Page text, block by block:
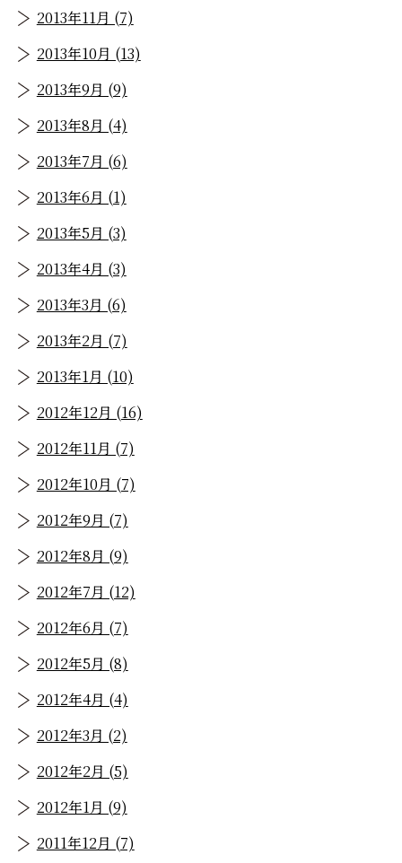
2013年11月 (7)
2013年10月 (13)
2013年9月 (9)
2013年8月 (4)
2013年7月 (6)
2013年6月 (1)
2013年5月 (3)
2013年4月 (3)
2013年3月 (6)
2013年2月 (7)
2013年1月 (10)
2012年12月 (16)
2012年11月 (7)
2012年10月 (7)
2012年9月 (7)
2012年8月 (9)
2012年7月 (12)
2012年6月 (7)
2012年5月 (8)
2012年4月 (4)
2012年3月 (2)
2012年2月 (5)
2012年1月 (9)
2011年12月 (7)